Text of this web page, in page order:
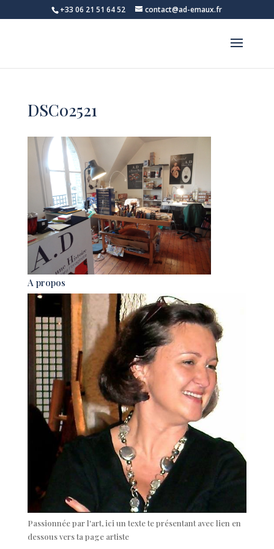
+33 06 21 51 64 52 contact@ad-emaux.fr
DSC02521
A propos
Passionnée par l'art, ici un texte te présentant avec lien en
dessous vers ta page artiste